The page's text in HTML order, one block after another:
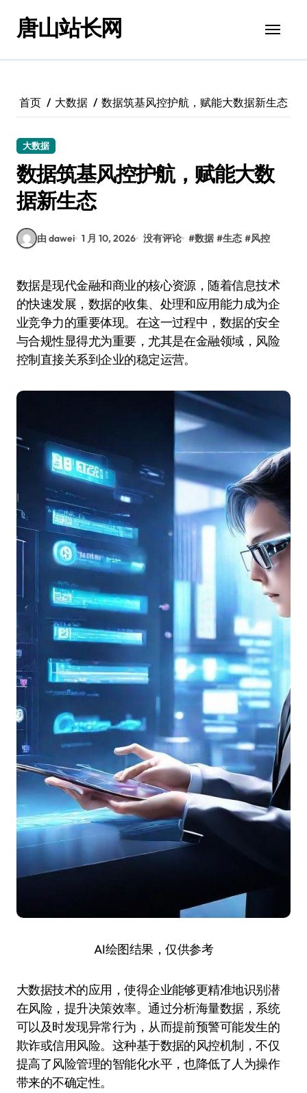
唐山站长网
首页 大数据 数据筑基风控护航，赋能大数据新生态
大数据
数据筑基风控护航，赋能大数
据新生态
由 dawei 1 月 10, 2026 没有评论 #数据 #生态 #风控
数据是现代金融和商业的核心资源，随着信息技术
的快速发展，数据的收集、处理和应用能力成为企
业竞争力的重要体现。在这一过程中，数据的安全
与合规性显得尤为重要，尤其是在金融领域，风险
控制直接关系到企业的稳定运营。
AI绘图结果，仅供参考
大数据技术的应用，使得企业能够更精准地识别潜
在风险，提升决策效率。通过分析海量数据，系统
可以及时发现异常行为，从而提前预警可能发生的
欺诈或信用风险。这种基于数据的风控机制，不仅
提高了风险管理的智能化水平，也降低了人为操作
带来的不确定性。